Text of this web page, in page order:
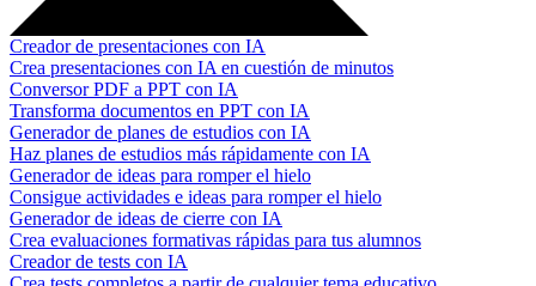
Creador de presentaciones con IA
Crea presentaciones con IA en cuestión de minutos
Conversor PDF a PPT con IA
Transforma documentos en PPT con IA
Generador de planes de estudios con IA
Haz planes de estudios más rápidamente con IA
Generador de ideas para romper el hielo
Consigue actividades e ideas para romper el hielo
Generador de ideas de cierre con IA
Crea evaluaciones formativas rápidas para tus alumnos
Creador de tests con IA